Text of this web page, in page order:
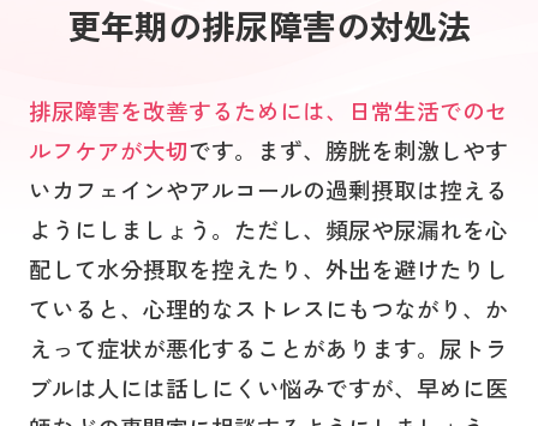
更年期の排尿障害の対処法
排尿障害を改善するためには、日常生活でのセ
ルフケアが大切です。まず、膀胱を刺激しやす
いカフェインやアルコールの過剰摂取は控える
ようにしましょう。ただし、頻尿や尿漏れを心
配して水分摂取を控えたり、外出を避けたりし
ていると、心理的なストレスにもつながり、か
えって症状が悪化することがあります。尿トラ
ブルは人には話しにくい悩みですが、早めに医